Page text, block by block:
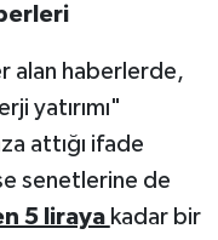
alan haberlerde,
yatırımı"
attığı ifade
senetlerine de
5 liraya kadar bir